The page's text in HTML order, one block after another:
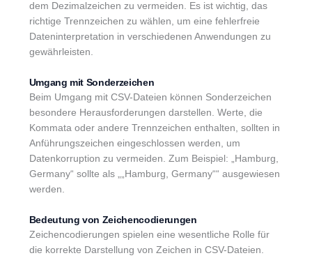
dem Dezimalzeichen zu vermeiden. Es ist wichtig, das
richtige Trennzeichen zu wählen, um eine fehlerfreie
Dateninterpretation in verschiedenen Anwendungen zu
gewährleisten.
Umgang mit Sonderzeichen
Beim Umgang mit CSV-Dateien können Sonderzeichen
besondere Herausforderungen darstellen. Werte, die
Kommata oder andere Trennzeichen enthalten, sollten in
Anführungszeichen eingeschlossen werden, um
Datenkorruption zu vermeiden. Zum Beispiel: „Hamburg,
Germany“ sollte als „„Hamburg, Germany““ ausgewiesen
werden.
Bedeutung von Zeichencodierungen
Zeichencodierungen spielen eine wesentliche Rolle für
die korrekte Darstellung von Zeichen in CSV-Dateien.